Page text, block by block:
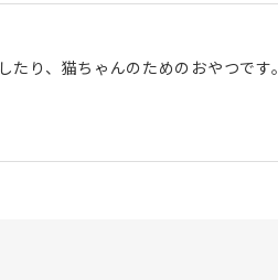
り、猫ちゃんのためのおやつです。